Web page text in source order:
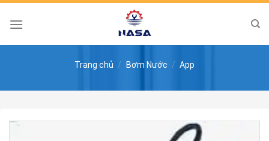
Skip
Trang chủ / Bơm Nước / App